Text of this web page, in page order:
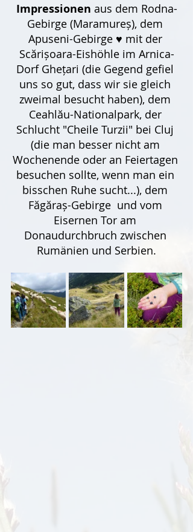
Impressionen aus dem Rodna-
Gebirge (Maramureș), dem
Apuseni-Gebirge ♥ mit der
Scărișoara-Eishöhle im Arnica-
Dorf Ghețari (die Gegend gefiel
uns so gut, dass wir sie gleich
zweimal besucht haben), dem
Ceahlău-Nationalpark, der
Schlucht "Cheile Turzii" bei Cluj
(die man besser nicht am
Wochenende oder an Feiertagen
besuchen sollte, wenn man ein
bisschen Ruhe sucht...), dem
Făgăraș-Gebirge  und vom
Eisernen Tor am
Donaudurchbruch zwischen
Rumänien und Serbien.